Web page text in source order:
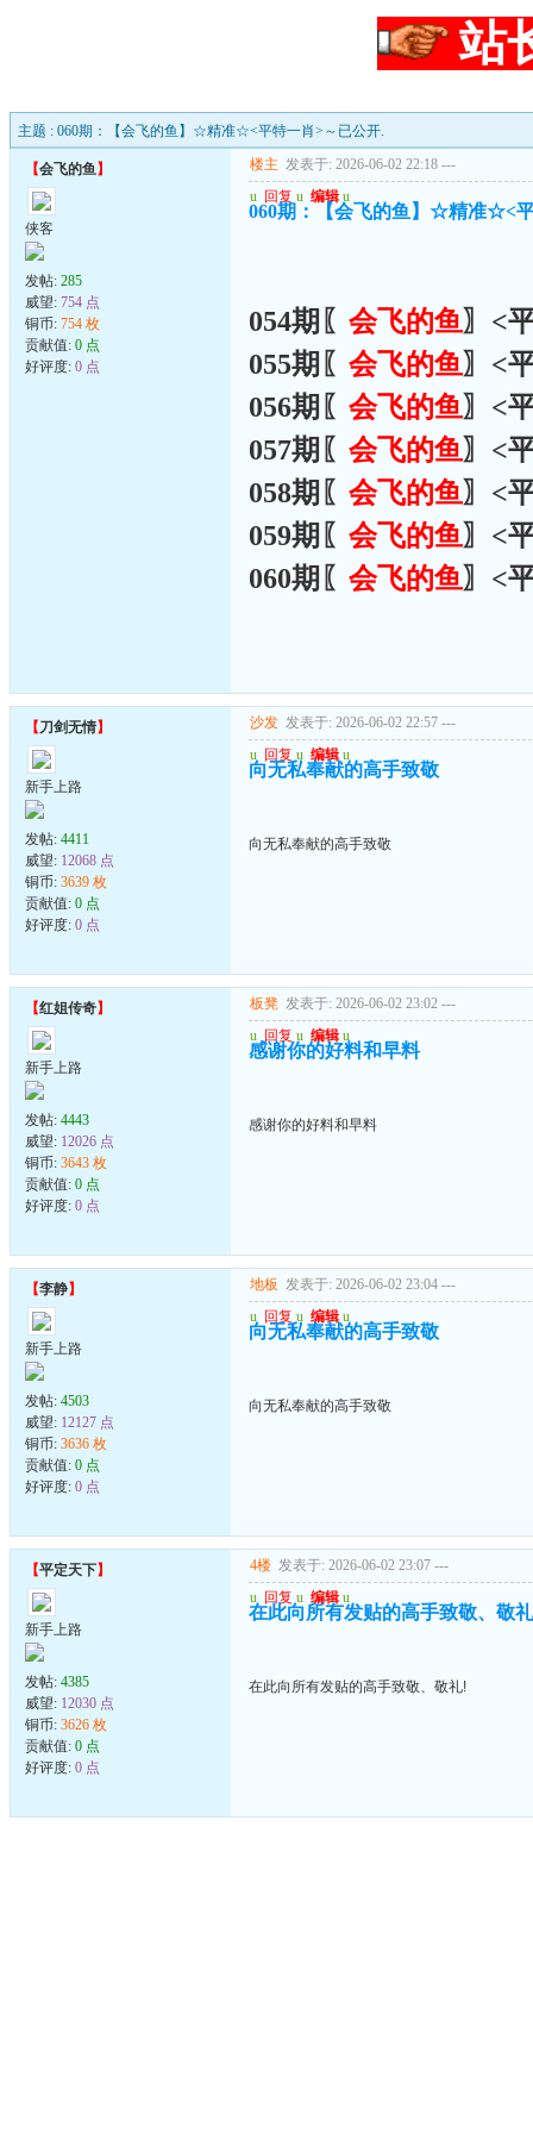
站
主题 : 060期：【会飞的鱼】☆精准☆<平特一肖>～已公开.
【会飞的鱼】
侠客
发帖: 285
威望: 754 点
铜币: 754 枚
贡献值: 0 点
好评度: 0 点
楼主 发表于: 2026-06-02 22:18 ---
u 回复 u 编辑 u
060期：【会飞的鱼】☆精准☆<
054期〖 会飞的鱼〗<
055期〖 会飞的鱼〗<
056期〖 会飞的鱼〗<
057期〖 会飞的鱼〗<
058期〖 会飞的鱼〗<
059期〖 会飞的鱼〗<
060期〖 会飞的鱼〗<
【刀剑无情】
新手上路
发帖: 4411
威望: 12068 点
铜币: 3639 枚
贡献值: 0 点
好评度: 0 点
沙发 发表于: 2026-06-02 22:57 ---
u 回复 u 编辑 u
向无私奉献的高手致敬
向无私奉献的高手致敬
【红姐传奇】
新手上路
发帖: 4443
威望: 12026 点
铜币: 3643 枚
贡献值: 0 点
好评度: 0 点
板凳 发表于: 2026-06-02 23:02 ---
u 回复 u 编辑 u
感谢你的好料和早料
感谢你的好料和早料
【李静】
新手上路
发帖: 4503
威望: 12127 点
铜币: 3636 枚
贡献值: 0 点
好评度: 0 点
地板 发表于: 2026-06-02 23:04 ---
u 回复 u 编辑 u
向无私奉献的高手致敬
向无私奉献的高手致敬
【平定天下】
新手上路
发帖: 4385
威望: 12030 点
铜币: 3626 枚
贡献值: 0 点
好评度: 0 点
4楼 发表于: 2026-06-02 23:07 ---
u 回复 u 编辑 u
在此向所有发贴的高手致敬、敬
在此向所有发贴的高手致敬、敬礼!